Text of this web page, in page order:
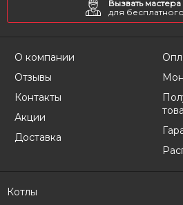
Вызвать мастера
для
О компании
Отзывы
Контакты
Акции
Доставка
Котлы